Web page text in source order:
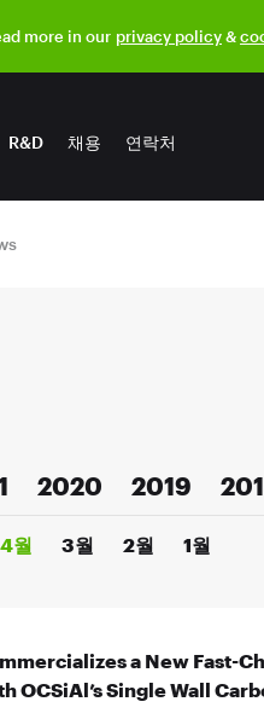
more in our privacy policy&
R&D 채용 연락처
2020 2019
4월 3월 2월 1월
a New Fast-
OCSiAl’s Single Wall